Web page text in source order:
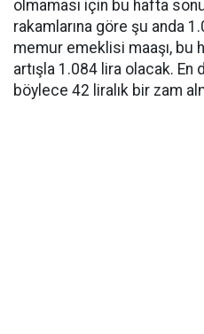
olmaması için bu hafta
rakamlarına göre şu anda
memur emeklisi maaşı, bu
artışla 1.084 lira olacak. En
böylece 42 liralık bir zam